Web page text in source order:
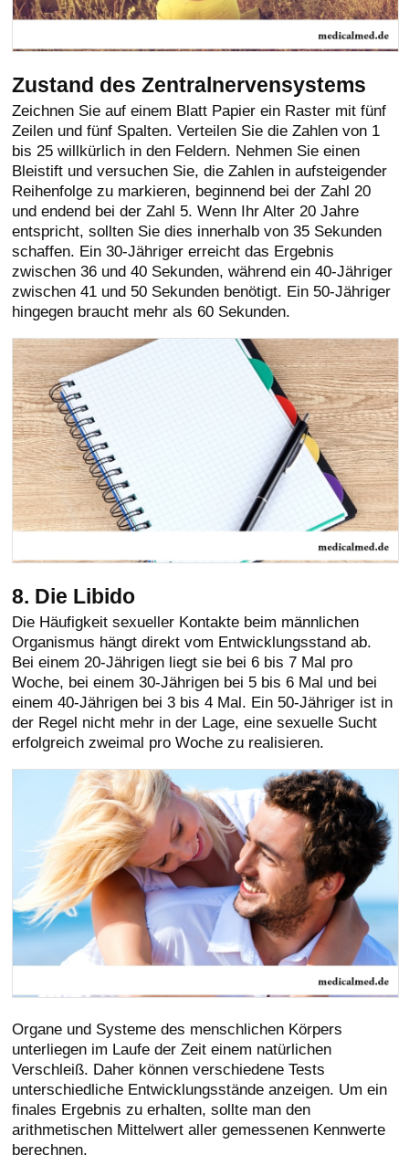
Zustand des Zentralnervensystems
Zeichnen Sie auf einem Blatt Papier ein Raster mit fünf
Zeilen und fünf Spalten. Verteilen Sie die Zahlen von 1
bis 25 willkürlich in den Feldern. Nehmen Sie einen
Bleistift und versuchen Sie, die Zahlen in aufsteigender
Reihenfolge zu markieren, beginnend bei der Zahl 20
und endend bei der Zahl 5. Wenn Ihr Alter 20 Jahre
entspricht, sollten Sie dies innerhalb von 35 Sekunden
schaffen. Ein 30-Jähriger erreicht das Ergebnis
zwischen 36 und 40 Sekunden, während ein 40-Jähriger
zwischen 41 und 50 Sekunden benötigt. Ein 50-Jähriger
hingegen braucht mehr als 60 Sekunden.
8. Die Libido
Die Häufigkeit sexueller Kontakte beim männlichen
Organismus hängt direkt vom Entwicklungsstand ab.
Bei einem 20-Jährigen liegt sie bei 6 bis 7 Mal pro
Woche, bei einem 30-Jährigen bei 5 bis 6 Mal und bei
einem 40-Jährigen bei 3 bis 4 Mal. Ein 50-Jähriger ist in
der Regel nicht mehr in der Lage, eine sexuelle Sucht
erfolgreich zweimal pro Woche zu realisieren.
Organe und Systeme des menschlichen Körpers
unterliegen im Laufe der Zeit einem natürlichen
Verschleiß. Daher können verschiedene Tests
unterschiedliche Entwicklungsstände anzeigen. Um ein
finales Ergebnis zu erhalten, sollte man den
arithmetischen Mittelwert aller gemessenen Kennwerte
berechnen.